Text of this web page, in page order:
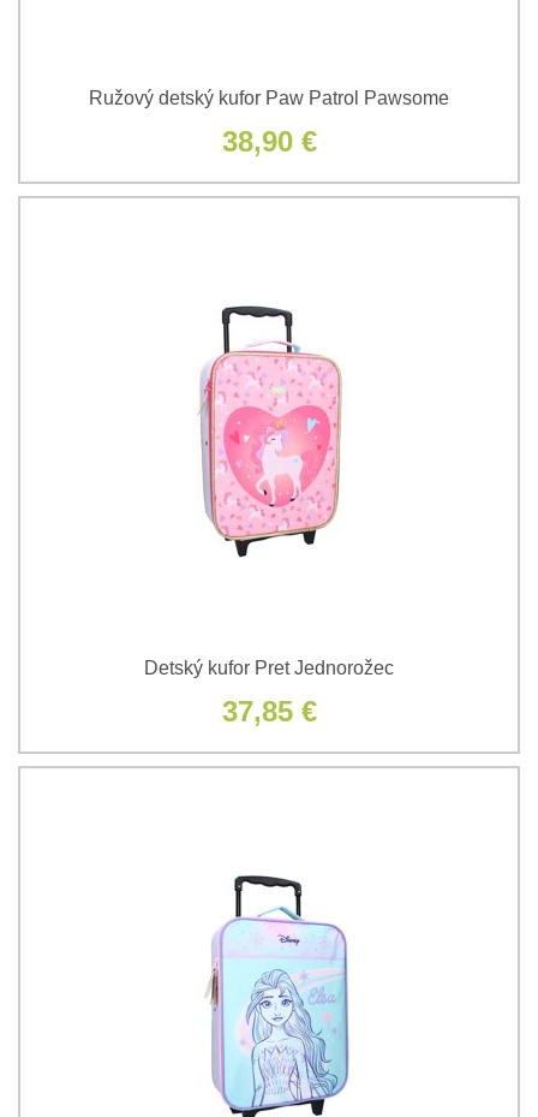
Ružový detský kufor Paw Patrol Pawsome
38,90 €
Detský kufor Pret Jednorožec
37,85 €